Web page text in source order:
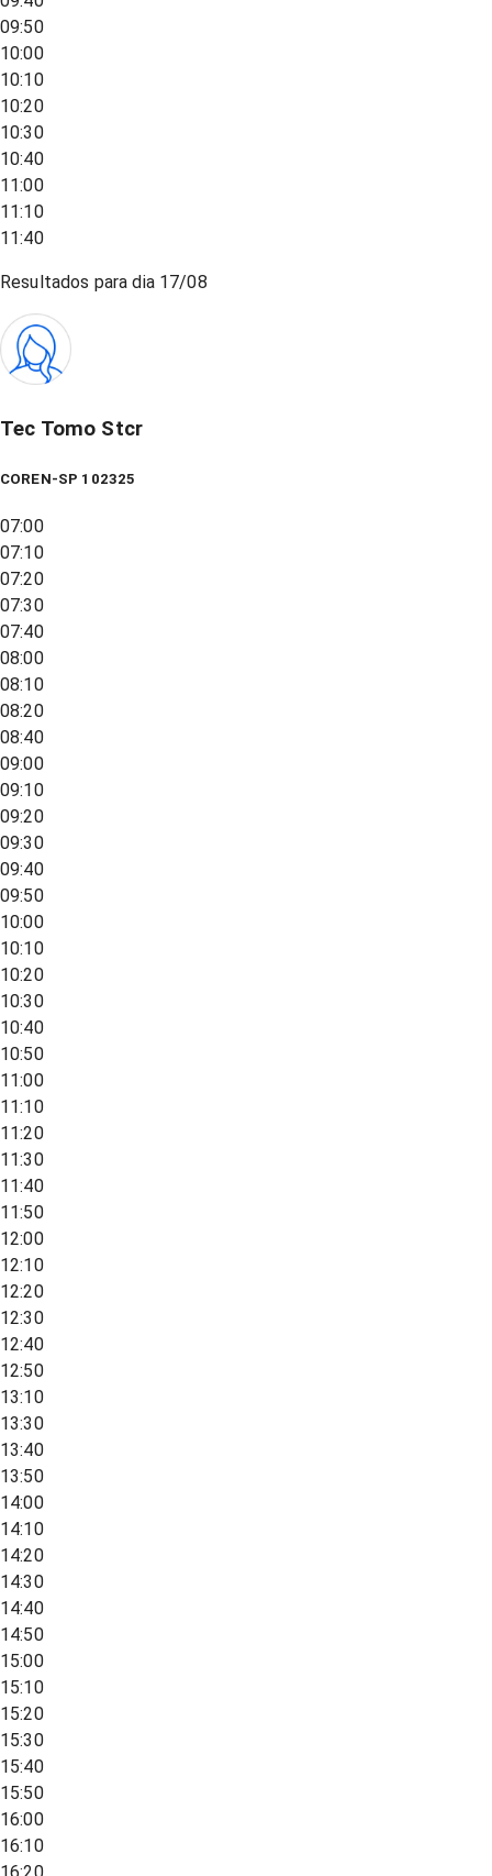
09:50
10:00
10:10
10:20
10:30
10:40
11:00
11:10
11:40
Resultados para dia 17/08
Tec Tomo Stcr
COREN-SP 102325
07:00
07:10
07:20
07:30
07:40
08:00
08:10
08:20
08:40
09:00
09:10
09:20
09:30
09:40
09:50
10:00
10:10
10:20
10:30
10:40
10:50
11:00
11:10
11:20
11:30
11:40
11:50
12:00
12:10
12:20
12:30
12:40
12:50
13:10
13:30
13:40
13:50
14:00
14:10
14:20
14:30
14:40
14:50
15:00
15:10
15:20
15:30
15:40
15:50
16:00
16:10